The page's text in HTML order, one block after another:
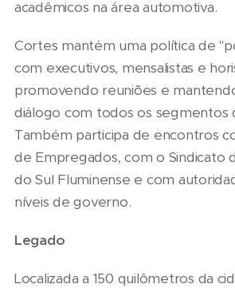
acadêmicos na área automotiva.
Cortes mantém uma política de
com executivos, mensalistas e
promovendo reuniões e
diálogo com todos os segmentos
Também participa de encontros
de Empregados, com o Sindicato
do Sul Fluminense e com
níveis de governo.
Legado
Localizada a 150 quilômetros da